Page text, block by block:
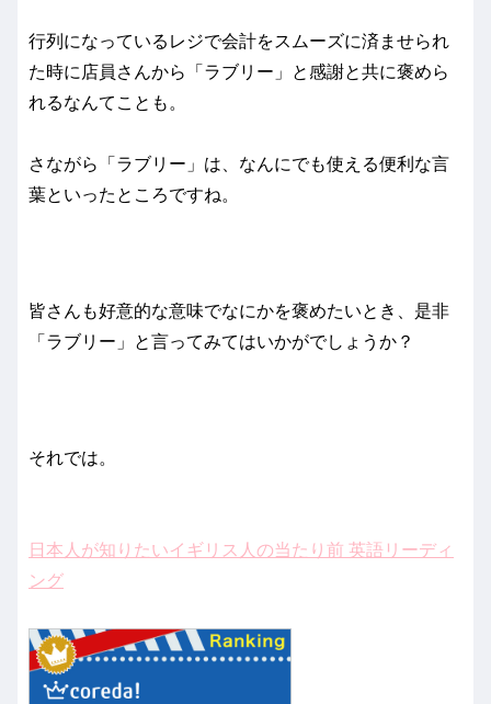
行列になっているレジで会計をスムーズに済ませられ
た時に店員さんから「ラブリー」と感謝と共に褒めら
れるなんてことも。
さながら「ラブリー」は、なんにでも使える便利な言
葉といったところですね。
皆さんも好意的な意味でなにかを褒めたいとき、是非
「ラブリー」と言ってみてはいかがでしょうか？
それでは。
日本人が知りたいイギリス人の当たり前 英語リーディ
ング